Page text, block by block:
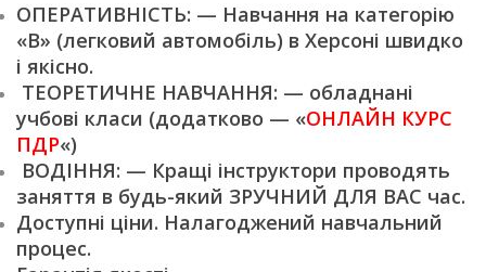
ОПЕРАТИВНІСТЬ: — Навчання на категорію
«В» (легковий автомобіль) в Херсоні швидко
і якісно.
ТЕОРЕТИЧНЕ НАВЧАННЯ: — обладнані
учбові класи (додатково — «ОНЛАЙН КУРС
ПДР«)
ВОДІННЯ: — Кращі інструктори проводять
заняття в будь-який ЗРУЧНИЙ ДЛЯ ВАС час.
Доступні ціни. Налагоджений навчальний
процес.